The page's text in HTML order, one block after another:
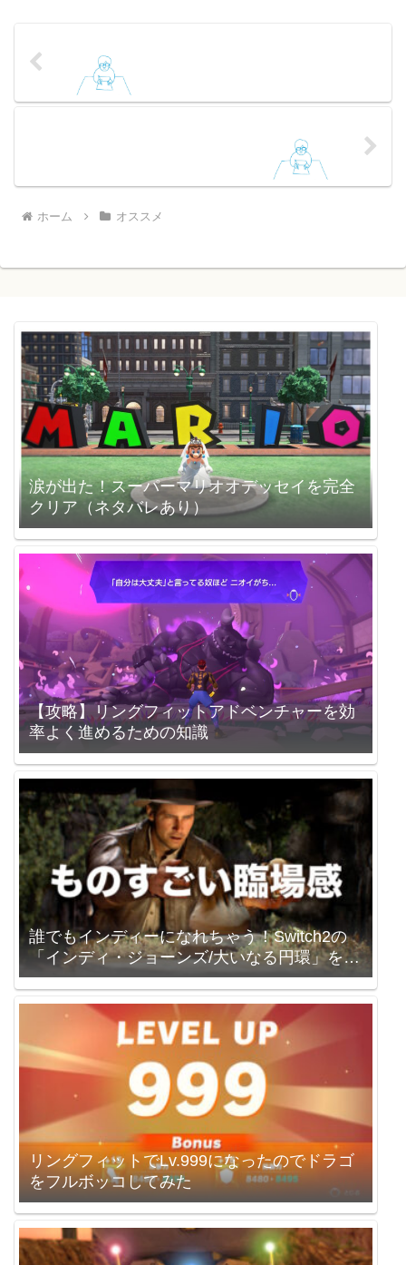
ホーム オススメ
涙が出た！スーパーマリオオデッセイを完全
クリア（ネタバレあり）
【攻略】リングフィットアドベンチャーを効
率よく進めるための知識
誰でもインディーになれちゃう！Switch2の
「インディ・ジョーンズ/大いなる円環」を買
いました。
リングフィットでLv.999になったのでドラゴ
をフルボッコしてみた